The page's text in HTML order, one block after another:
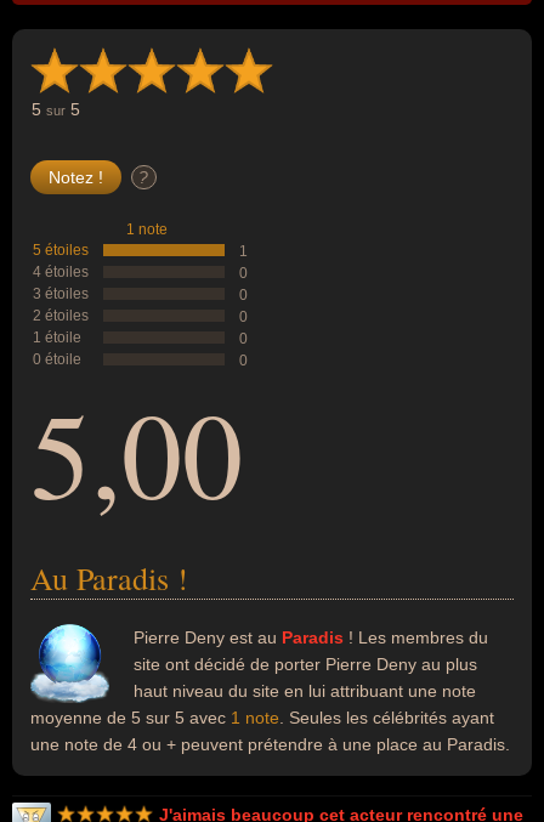
5 sur 5
?
1 note
5 étoiles
1
4 étoiles
0
3 étoiles
0
2 étoiles
0
1 étoile
0
0 étoile
0
5,00
Au Paradis !
Pierre Deny est au Paradis ! Les membres du
site ont décidé de porter Pierre Deny au plus
haut niveau du site en lui attribuant une note
moyenne de 5 sur 5 avec 1 note . Seules les célébrités ayant
une note de 4 ou + peuvent prétendre à une place au Paradis.
J'aimais beaucoup cet acteur rencontré une